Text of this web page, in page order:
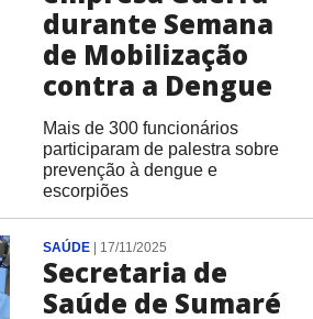
durante Semana
de Mobilização
contra a Dengue
Mais de 300 funcionários
participaram de palestra sobre
prevenção à dengue e
escorpiões
SAÚDE| 17/11/2025
Secretaria de
Saúde de Sumaré